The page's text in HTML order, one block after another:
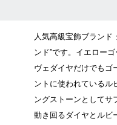
人気高級宝飾ブランド
ンド”です。イエロー
ヴェダイヤだけでもゴ
ントに使われているル
ングストーンとしてサ
動き回るダイヤとルビ